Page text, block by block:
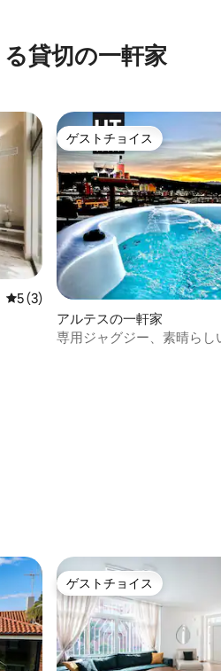
貸切の一軒家
レビュー3件、5つ星中5つ星の平均
5 (3)
ゲストチョイス
ゲストチョイス
アルテスの一軒家
専用ジャグジー、素晴らし
ゲストチョイス
ゲストチョイス